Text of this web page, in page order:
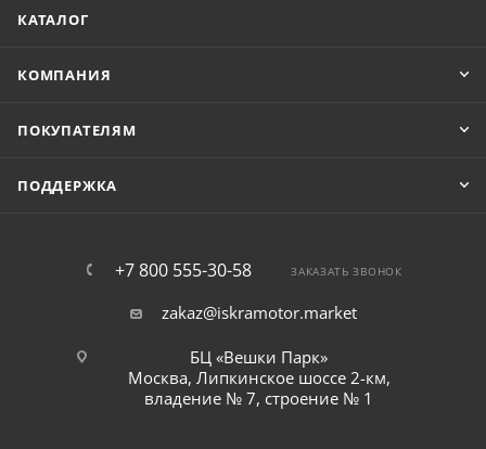
КАТАЛОГ
КОМПАНИЯ
ПОКУПАТЕЛЯМ
ПОДДЕРЖКА
+7 800 555-30-58 ЗАКАЗАТЬ ЗВОНОК
zakaz@iskramotor.market
БЦ «Вешки Парк»
Москва, Липкинское шоссе 2-км,
владение № 7, строение № 1